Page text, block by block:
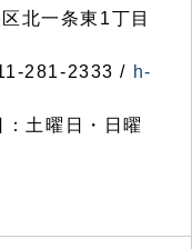
北一条東1丁目
281-2333 / h-
土曜日・日曜